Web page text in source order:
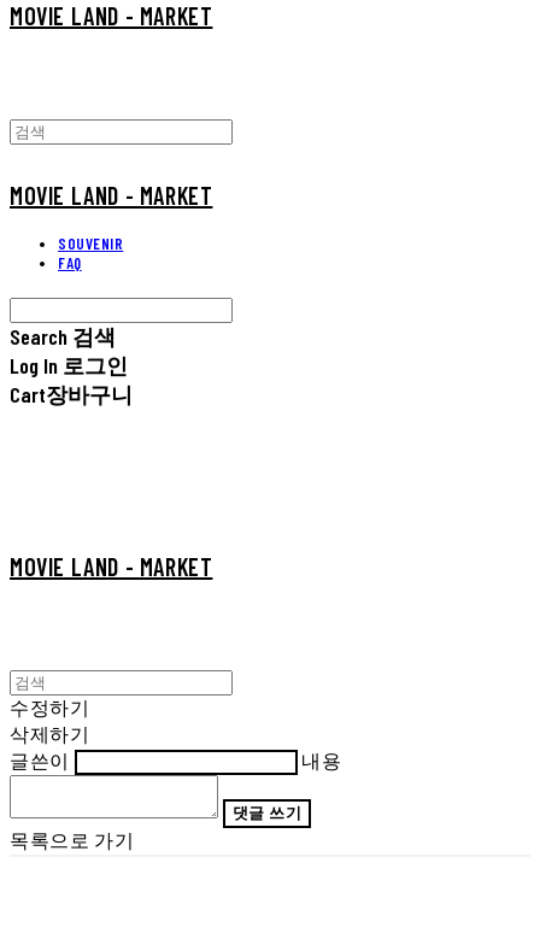
MOVIE LAND - MARKET
MOVIE LAND - MARKET
SOUVENIR
FAQ
Search 검색
Log In 로그인
Cart장바구니
MOVIE LAND - MARKET
수정하기
삭제하기
글쓴이
내용
댓글 쓰기
목록으로 가기